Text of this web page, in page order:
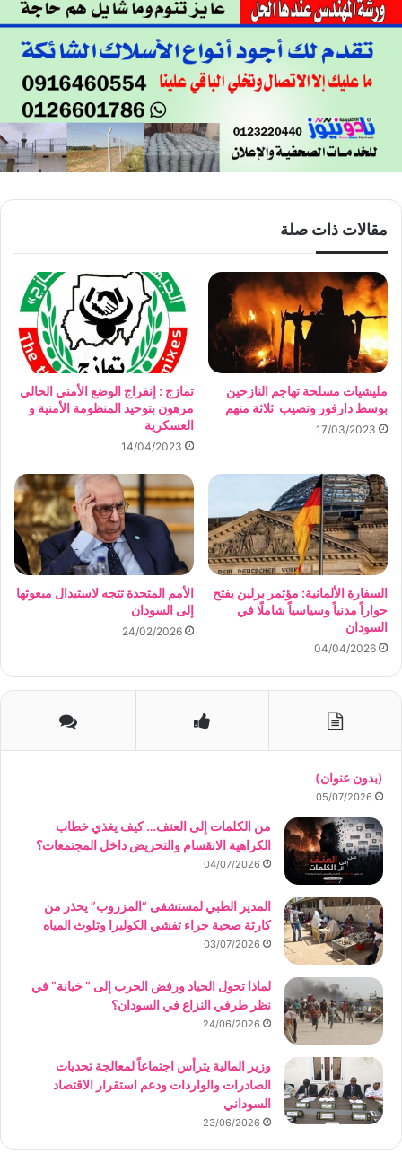
مقالات ذات صلة
مليشيات مسلحة تهاجم النازحين
بوسط دارفور وتصيب ثلاثة منهم
17/03/2023
تمازج : إنفراج الوضع الأمني الحالي
مرهون بتوحيد المنظومة الأمنية و
العسكرية
14/04/2023
السفارة الألمانية: مؤتمر برلين يفتح
حواراً مدنياً وسياسياً شاملًا في
السودان
04/04/2026
الأمم المتحدة تتجه لاستبدال مبعوثها
إلى السودان
24/02/2026
(بدون عنوان)
05/07/2026
من الكلمات إلى العنف… كيف يغذي خطاب
الكراهية الانقسام والتحريض داخل المجتمعات؟
04/07/2026
المدير الطبي لمستشفى “المزروب” يحذر من
كارثة صحية جراء تفشي الكوليرا وتلوث المياه
03/07/2026
لماذا تحول الحياد ورفض الحرب إلى ” خيانة” في
نظر طرفي النزاع في السودان؟
24/06/2026
وزير المالية يترأس اجتماعاً لمعالجة تحديات
الصادرات والواردات ودعم استقرار الاقتصاد
السوداني
23/06/2026